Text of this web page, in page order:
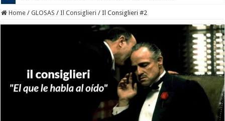
Home / GLOSAS / Il Consiglieri / Il Consiglieri #2